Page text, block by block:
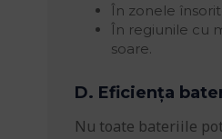
În zonele
În regiunile cu
soare.
D. Eficiența
Nu toate bateriile